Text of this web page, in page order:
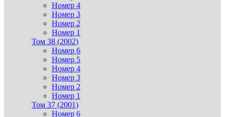
Номер 4
Номер 3
Номер 2
Номер 1
Том 38 (2002)
Номер 6
Номер 5
Номер 4
Номер 3
Номер 2
Номер 1
Том 37 (2001)
Номер 6